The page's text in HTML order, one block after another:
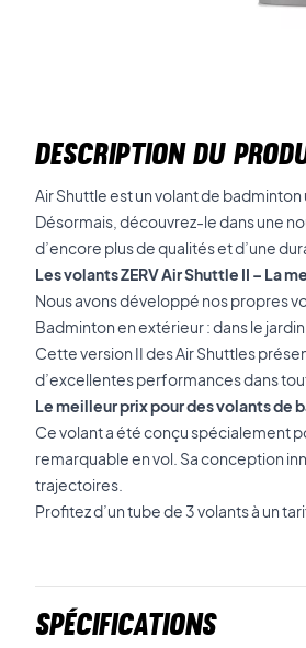
DESCRIPTION DU
Air Shuttle est un volant de
Désormais, découvrez-le dans une
d’encore plus de qualités et d’une
Les volants ZERV Air Shuttle II – La
Nous avons développé nos propres
Badminton en extérieur : dans le
Cette version II des Air Shuttles
d’excellentes performances dans
Le meilleur prix pour des volants de
Ce volant a été conçu spécialement
remarquable en vol. Sa conception
trajectoires.
Profitez d’un tube de 3 volants à un
Spécifications